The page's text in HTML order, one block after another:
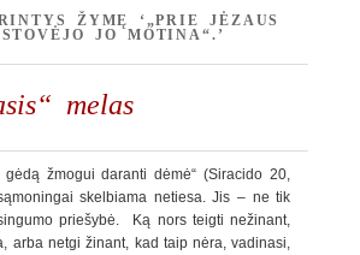
ŽYMĘ ‘„PRIE JĖZAUS
JO MOTINA“.’
melas
žmogui daranti dėmė“ (Siracido 20,
skelbiama netiesa. Jis – ne tik
priešybė. Ką nors teigti nežinant,
arba netgi žinant, kad taip nėra, vadinasi,